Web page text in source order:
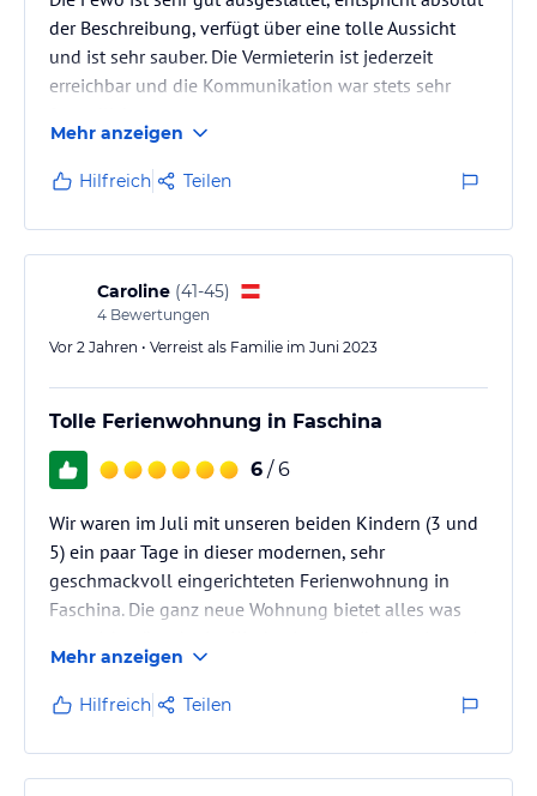
der Beschreibung, verfügt über eine tolle Aussicht
und ist sehr sauber. Die Vermieterin ist jederzeit
erreichbar und die Kommunikation war stets sehr
Der Wellnessbereich ist optimal, um nach einem
Skitag zu entspannen.
Die Skibushaltestelle ist nur wenige Meter vom Haus
entfernt.
Mehr anzeigen
Hilfreich Teilen
Caroline (41-45)
4 Bewertungen
Vor 2 Jahren • Verreist als Familie im Juni 2023
Tolle Ferienwohnung in Faschina
6 / 6
Wir waren im Juli mit unseren beiden Kindern (3 und
5) ein paar Tage in dieser modernen, sehr
geschmackvoll eingerichteten Ferienwohnung in
Faschina. Die ganz neue Wohnung bietet alles was
Etagenbetten ausreichend Platz auch für größere
Familien und die unteren Betten sind deutlich breiter
als üblich, man kann sich also problemlos dort zu
einem Kind dazu legen. Die Wohnung ist voll
ausgestattet und der Kontakt zur besonders
Mehr anzeigen
Hilfreich Teilen